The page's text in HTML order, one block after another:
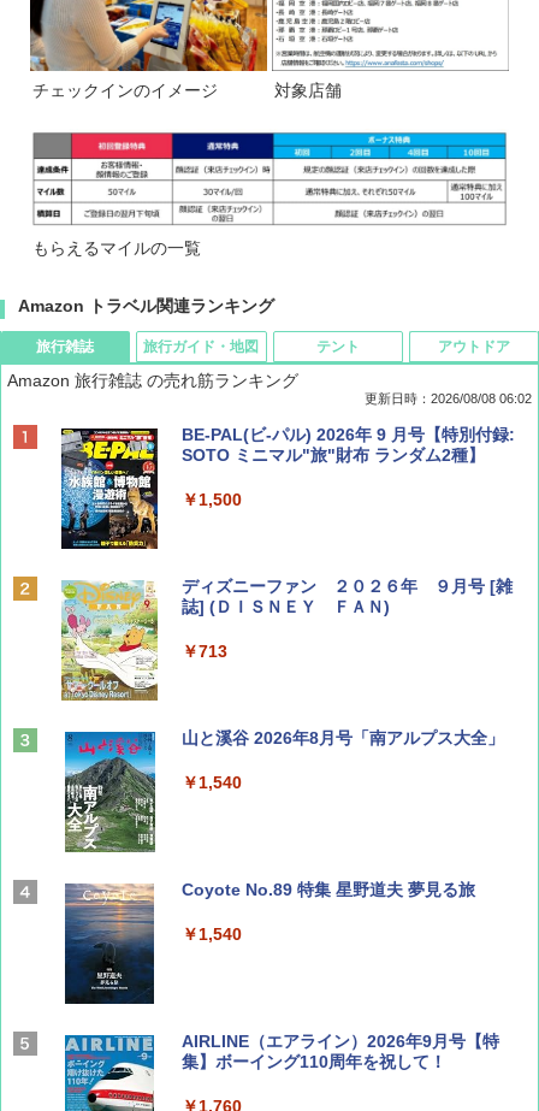
チェックインのイメージ 対象店舗
もらえるマイルの一覧
Amazon トラベル関連ランキング
旅行雑誌
Amazon 旅行雑誌 の売れ筋ランキング
更新日時：2026/08/08 06:02
BE-PAL(ビ-パル) 2026年 9 月号【特別付録:
SOTO ミニマル"旅"財布 ランダム2種】
￥1,500
ディズニーファン ２０２６年 ９月号 [雑
誌] (ＤＩＳＮＥＹ ＦＡＮ)
￥713
山と溪谷 2026年8月号「南アルプス大全」
￥1,540
Coyote No.89 特集 星野道夫 夢見る旅
￥1,540
AIRLINE（エアライン）2026年9月号【特
集】ボーイング110周年を祝して！
￥1,760
旅行ガイド・地図 テント アウトドア